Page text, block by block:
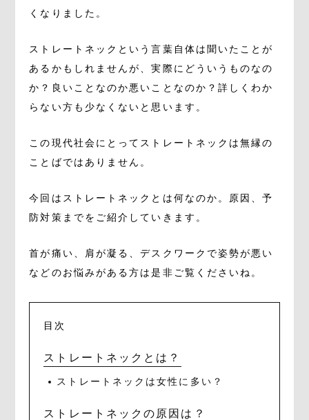
くなりました。
ストレートネックという言葉自体は聞いたことが
あるかもしれませんが、実際にどういうものなの
か？良いことなのか悪いことなのか？詳しくわか
らない方も少なくないと思います。
この現代社会にとってストレートネックは無縁の
ことばではありません。
今回はストレートネックとは何なのか。原因、予
防対策までをご紹介していきます。
首が痛い、肩が凝る、デスクワークで姿勢が悪い
などのお悩みがある方は是非ご覧くださいね。
目次
ストレートネックとは？
ストレートネックは女性に多い？
ストレートネックの原因は？